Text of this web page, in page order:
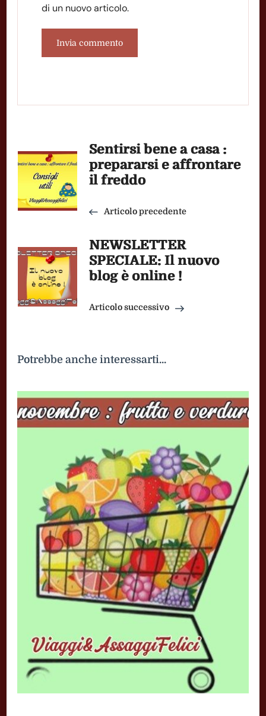
di un nuovo articolo.
Navigazione
articoli
Sentirsi bene a casa :
prepararsi e affrontare
il freddo
Articolo precedente
NEWSLETTER
SPECIALE: Il nuovo
blog è online !
Articolo successivo
Potrebbe anche interessarti...